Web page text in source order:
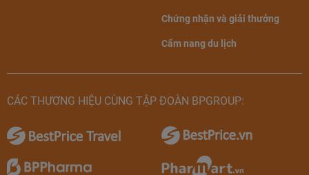
Chứng nhận và giải thưởng
Cẩm nang du lịch
CÁC THƯƠNG HIỆU CÙNG TẬP ĐOÀN BPGROUP: